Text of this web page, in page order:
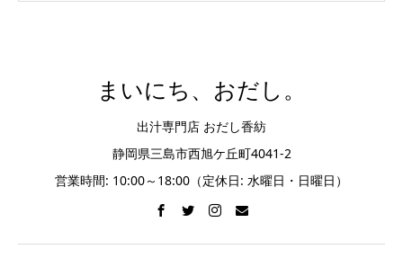
まいにち、おだし。
出汁専門店 おだし香紡
静岡県三島市西旭ケ丘町4041-2
営業時間: 10:00～18:00（定休日: 水曜日・日曜日）